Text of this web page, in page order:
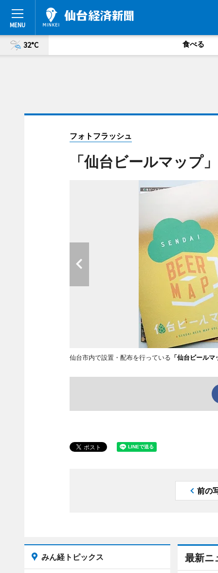
32°C 食べる
フォトフラッシュ
「仙台ビールマップ
仙台市内で設置・配布を行っている 「仙台ビールマ
前の
最新ニ
みん経トピックス